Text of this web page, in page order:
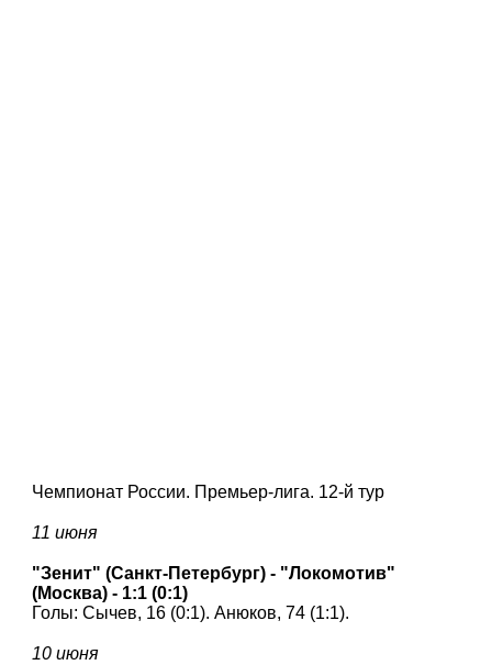
Чемпионат России. Премьер-лига. 12-й тур
11 июня
"Зенит" (Санкт-Петербург) - "Локомотив"
(Москва) - 1:1 (0:1)
Голы: Сычев, 16 (0:1). Анюков, 74 (1:1).
10 июня